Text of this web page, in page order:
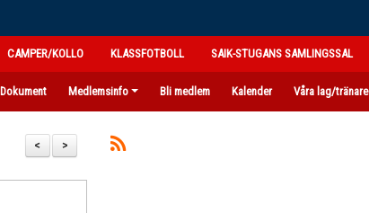
CAMPER/KOLLO KLASSFOTBOLL SAIK-STUGANS SAMLINGSSAL
Dokument Medlemsinfo Bli medlem Kalender Våra lag/tränare
>
<